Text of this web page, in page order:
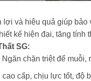
lợi và hiệu quả giúp
kế hiện đại, tăng tính
SG:
Ngăn chặn triệt để muỗi,
cao cấp, chịu lực tốt, độ